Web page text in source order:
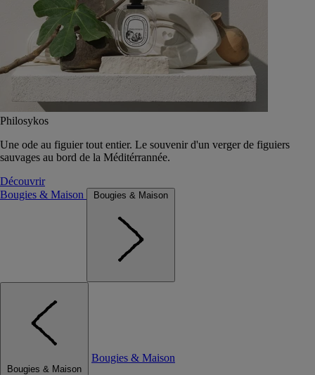
Philosykos
Une ode au figuier tout entier. Le souvenir d'un verger de figuiers
sauvages au bord de la Méditérrannée.
Découvrir
Bougies & Maison
Bougies & Maison
Bougies & Maison
Bougies & Maison